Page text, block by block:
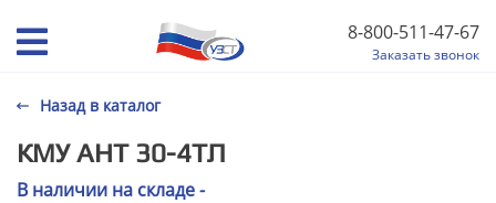
8-800-511-47-67
Заказать звонок
Назад в каталог
КМУ АНТ 30-4ТЛ
В наличии на складе -